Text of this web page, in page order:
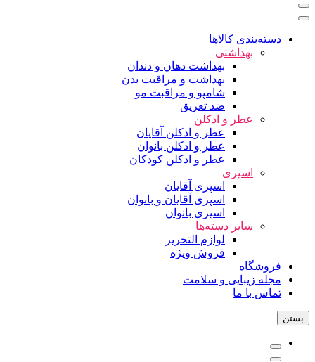
دسته‌بندی کالاها
بهداشتی
بهداشت دهان و دندان
بهداشت و مراقبت بدن
شامپو و مراقبت مو
ضد تعریق
عطر و ادکلن
عطر و ادکلن آقایان
عطر و ادکلن بانوان
عطر و ادکلن کودکان
اسپری
اسپری آقایان
اسپری آقایان و بانوان
اسپری بانوان
سایر دسته‌ها
لوازم التحریر
فروش ویژه
فروشگاه
مجله زیبایی و سلامت
تماس با ما
بستن